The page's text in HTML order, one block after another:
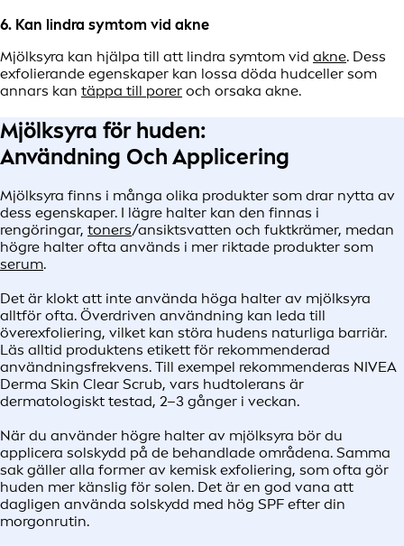
6. Kan lindra symtom vid akne
Mjölksyra kan hjälpa till att lindra symtom vid akne. Dess
exfolierande egenskaper kan lossa döda hudceller som
annars kan täppa till porer och orsaka akne.
Mjölksyra för huden:
Användning Och Applicering
Mjölksyra finns i många olika produkter som drar nytta av
dess egenskaper. I lägre halter kan den finnas i
rengöringar, toners/ansiktsvatten och fuktkrämer, medan
högre halter ofta används i mer riktade produkter som
serum.
Det är klokt att inte använda höga halter av mjölksyra
alltför ofta. Överdriven användning kan leda till
överexfoliering, vilket kan störa hudens naturliga barriär.
Läs alltid produktens etikett för rekommenderad
användningsfrekvens. Till exempel rekommenderas NIVEA
Derma Skin Clear Scrub, vars hudtolerans är
dermatologiskt testad, 2–3 gånger i veckan.
När du använder högre halter av mjölksyra bör du
applicera solskydd på de behandlade områdena. Samma
sak gäller alla former av kemisk exfoliering, som ofta gör
huden mer känslig för solen. Det är en god vana att
dagligen använda solskydd med hög SPF efter din
morgonrutin.